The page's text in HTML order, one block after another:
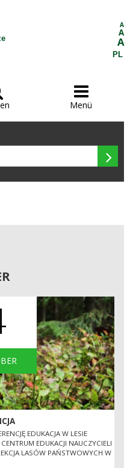
A
A
A
PL

Menü

EDUKACJA W LESIE
EDUKACJI NAUCZYCIELI
LASÓW PAŃSTWOWYCH W